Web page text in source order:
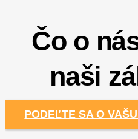
Čo o
naši
PODEĽTE SA O